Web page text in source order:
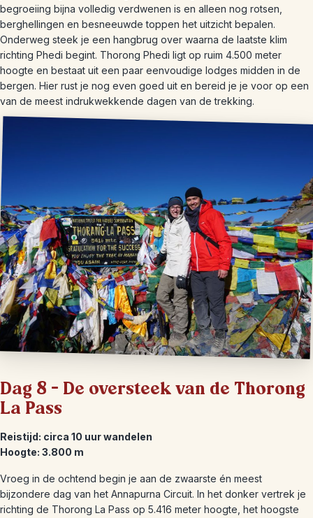
begroeiing bijna volledig verdwenen is en alleen nog rotsen,
berghellingen en besneeuwde toppen het uitzicht bepalen.
Onderweg steek je een hangbrug over waarna de laatste klim
richting Phedi begint. Thorong Phedi ligt op ruim 4.500 meter
hoogte en bestaat uit een paar eenvoudige lodges midden in de
bergen. Hier rust je nog even goed uit en bereid je je voor op een
van de meest indrukwekkende dagen van de trekking.
Dag 8 – De oversteek van de Thorong
La Pass
Reistijd: circa 10 uur wandelen
Hoogte: 3.800 m
Vroeg in de ochtend begin je aan de zwaarste én meest
bijzondere dag van het Annapurna Circuit. In het donker vertrek je
richting de Thorong La Pass op 5.416 meter hoogte, het hoogste